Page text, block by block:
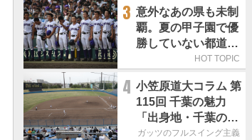
3 意外なあの県も未制
覇。夏の甲子園で優
勝していない都道府
HOT TOPIC
4 小笠原道大コラム 第
115回 千葉の魅力
「出身地・千葉の話
の続き。昔から野球
ガッツのフルスイング主義